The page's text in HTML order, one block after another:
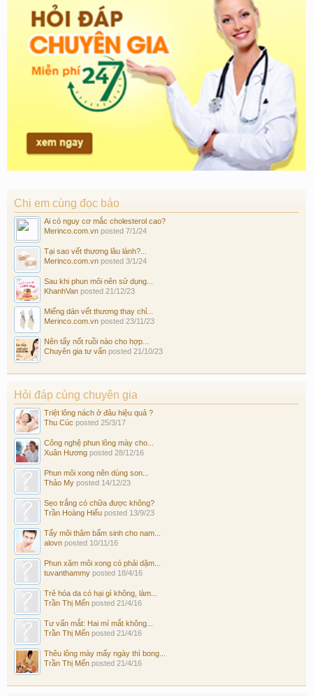
Chị em cùng đọc báo
Ai có nguy cơ mắc cholesterol cao?
Merinco.com.vn posted 7/1/24
Tại sao vết thương lâu lành?...
Merinco.com.vn posted 3/1/24
Sau khi phun môi nên sử dụng...
KhanhVan posted 21/12/23
Miếng dán vết thương thay chỉ...
Merinco.com.vn posted 23/11/23
Nên tẩy nốt ruồi nào cho hợp...
Chuyên gia tư vấn posted 21/10/23
Hỏi đáp cùng chuyên gia
Triệt lông nách ở đâu hiệu quả ?
Thu Cúc posted 25/3/17
Công nghệ phun lông mày cho...
Xuân Hương posted 28/12/16
Phun môi xong nên dùng son...
Thảo My posted 14/12/23
Sẹo trắng có chữa được không?
Trần Hoàng Hiếu posted 13/9/23
Tẩy môi thâm bẩm sinh cho nam...
alovn posted 10/11/16
Phun xăm môi xong có phải dặm...
tuvanthammy posted 18/4/16
Trẻ hóa da có hại gì không, làm...
Trần Thị Mến posted 21/4/16
Tư vấn mắt: Hai mí mắt không...
Trần Thị Mến posted 21/4/16
Thêu lông mày mấy ngày thì bong...
Trần Thị Mến posted 21/4/16